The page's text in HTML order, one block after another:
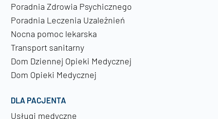
Poradnia Zdrowia Psychicznego
Poradnia Leczenia Uzależnień
Nocna pomoc lekarska
Transport sanitarny
Dom Dziennej Opieki Medycznej
Dom Opieki Medycznej
DLA PACJENTA
Usługi medyczne